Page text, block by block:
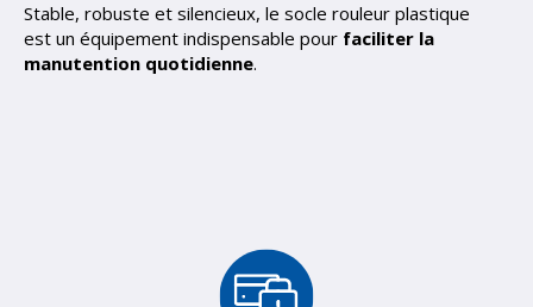
Stable, robuste et silencieux, le socle rouleur plastique
est un équipement indispensable pour faciliter la
manutention quotidienne.